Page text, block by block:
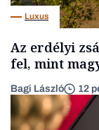
Luxus
Az erdélyi
fel, mint
Bagi László 12